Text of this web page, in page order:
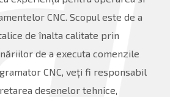
CNC. Scopul este de a
de înalta calitate prin
de a executa comenzile
CNC, veți fi responsabil
desenelor tehnice,